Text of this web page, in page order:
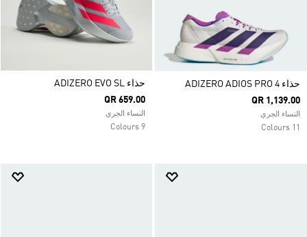
حذاء ADIZERO ADIOS PRO 4
QR 1,139.00
النساء الجري
11 Colours
حذاء ADIZERO EVO SL
QR 659.00
النساء الجري
9 Colours